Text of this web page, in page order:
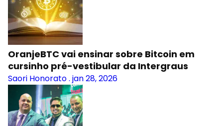
OranjeBTC vai ensinar sobre Bitcoin em
cursinho pré-vestibular da Intergraus
Saori Honorato. jan 28, 2026